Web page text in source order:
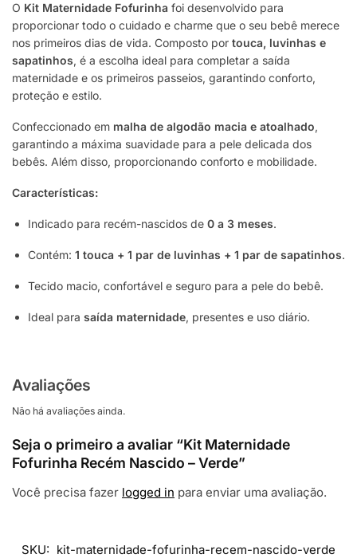
O Kit Maternidade Fofurinha foi desenvolvido para
proporcionar todo o cuidado e charme que o seu bebê merece
nos primeiros dias de vida. Composto por touca, luvinhas e
sapatinhos, é a escolha ideal para completar a saída
maternidade e os primeiros passeios, garantindo conforto,
proteção e estilo.
Confeccionado em malha de algodão macia e atoalhado,
garantindo a máxima suavidade para a pele delicada dos
bebês. Além disso, proporcionando conforto e mobilidade.
Características:
Indicado para recém-nascidos de 0 a 3 meses.
Contém: 1 touca + 1 par de luvinhas + 1 par de sapatinhos.
Tecido macio, confortável e seguro para a pele do bebê.
Ideal para saída maternidade, presentes e uso diário.
Avaliações
Não há avaliações ainda.
Seja o primeiro a avaliar “Kit Maternidade
Fofurinha Recém Nascido – Verde”
Você precisa fazer logged in para enviar uma avaliação.
SKU: kit-maternidade-fofurinha-recem-nascido-verde